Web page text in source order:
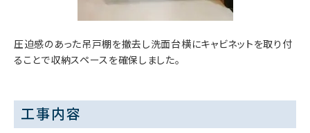
圧迫感のあった吊戸棚を撤去し洗面台横にキャビネットを取り付
ることで収納スペースを確保しました。
工事内容